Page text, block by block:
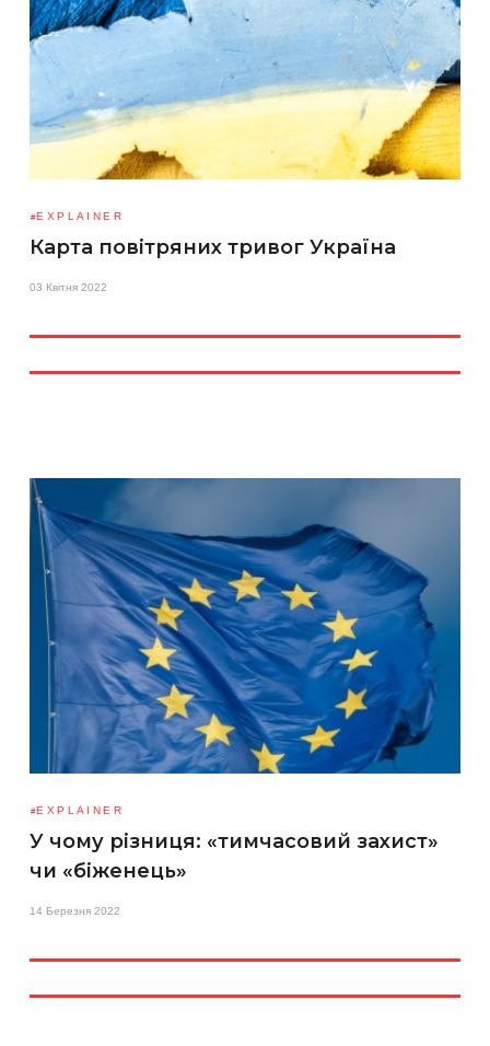
EXPLAINER
Карта повітряних тривог Україна
03 Квітня 2022
EXPLAINER
У чому різниця: «тимчасовий захист»
чи «біженець»
14 Березня 2022